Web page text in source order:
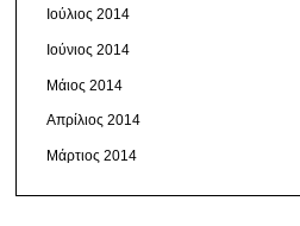
Ιούλιος 2014
Ιούνιος 2014
Μάιος 2014
Απρίλιος 2014
Μάρτιος 2014